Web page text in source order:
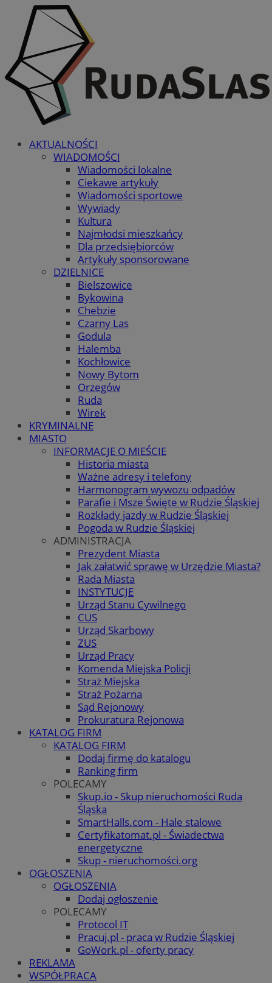
AKTUALNOŚCI
WIADOMOŚCI
Wiadomości lokalne
Ciekawe artykuły
Wiadomości sportowe
Wywiady
Kultura
Najmłodsi mieszkańcy
Dla przedsiębiorców
Artykuły sponsorowane
DZIELNICE
Bielszowice
Bykowina
Chebzie
Czarny Las
Godula
Halemba
Kochłowice
Nowy Bytom
Orzegów
Ruda
Wirek
KRYMINALNE
MIASTO
INFORMACJE O MIEŚCIE
Historia miasta
Ważne adresy i telefony
Harmonogram wywozu odpadów
Parafie i Msze Święte w Rudzie Śląskiej
Rozkłady jazdy w Rudzie Śląskiej
Pogoda w Rudzie Śląskiej
ADMINISTRACJA
Prezydent Miasta
Jak załatwić sprawę w Urzędzie Miasta?
Rada Miasta
INSTYTUCJE
Urząd Stanu Cywilnego
CUS
Urząd Skarbowy
ZUS
Urząd Pracy
Komenda Miejska Policji
Straż Miejska
Straż Pożarna
Sąd Rejonowy
Prokuratura Rejonowa
KATALOG FIRM
KATALOG FIRM
Dodaj firmę do katalogu
Ranking firm
POLECAMY
Skup.io - Skup nieruchomości Ruda
Śląska
SmartHalls.com - Hale stalowe
Certyfikatomat.pl - Świadectwa
energetyczne
Skup - nieruchomości.org
OGŁOSZENIA
OGŁOSZENIA
Dodaj ogłoszenie
POLECAMY
Protocol IT
Pracuj.pl - praca w Rudzie Śląskiej
GoWork.pl - oferty pracy
REKLAMA
WSPÓŁPRACA